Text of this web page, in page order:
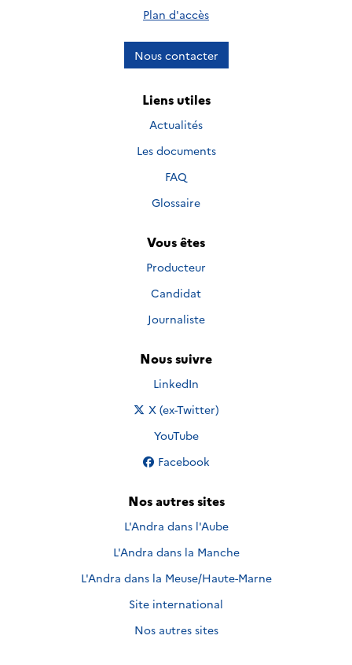
Plan d'accès
Nous contacter
Liens utiles
Actualités
Les documents
FAQ
Glossaire
Vous êtes
Producteur
Candidat
Journaliste
Nous suivre
Nous suivre sur
LinkedIn
Nous suivre sur
X (ex-Twitter)
Nous suivre sur
YouTube
Nous suivre sur
Facebook
Nos autres sites
L'Andra dans l'Aube
L'Andra dans la Manche
L'Andra dans la Meuse/Haute-Marne
Site international
Nos autres sites